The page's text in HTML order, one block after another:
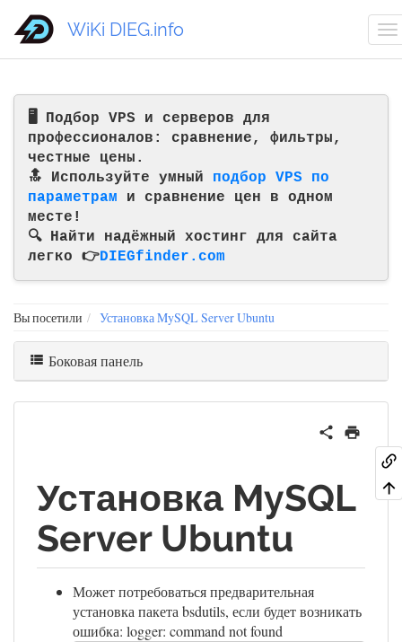
🖥️ Подбор VPS и серверов для
профессионалов: сравнение, фильтры,
честные цены.
🔝 Используйте умный подбор VPS по
параметрам и сравнение цен в одном
месте!
🔍 Найти надёжный хостинг для сайта
легко 👉DIEGfinder.com
WiKi DIEG.info
Вы посетили Установка MySQL Server Ubuntu
Боковая панель
Установка MySQL
Server Ubuntu
Может потребоваться предварительная
установка пакета bsdutils, если будет возникать
ошибка: logger: command not found